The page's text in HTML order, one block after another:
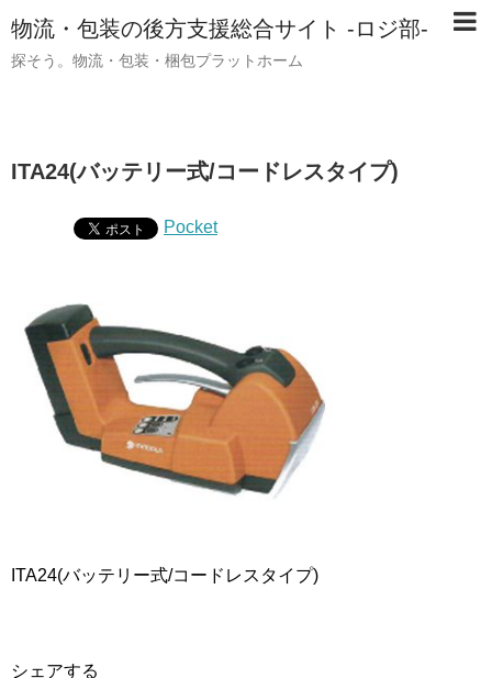
物流・包装の後方支援総合サイト -ロジ部-
探そう。物流・包装・梱包プラットホーム
ITA24(バッテリー式/コードレスタイプ)
Pocket
ITA24(バッテリー式/コードレスタイプ)
シェアする